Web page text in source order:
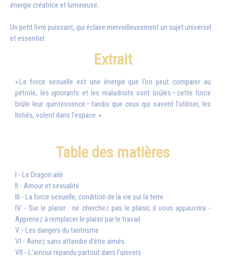
énergie créatrice et lumineuse.
Un petit livre puissant, qui éclaire merveilleusement un sujet universel
et essentiel.
Extrait
« La force sexuelle est une énergie que l’on peut comparer au
pétrole, les ignorants et les maladroits sont brûlés – cette force
brûle leur quintessence – tandis que ceux qui savent l’utiliser, les
Initiés, volent dans l’espace. »
Table des matières
I - Le Dragon ailé
II - Amour et sexualité
III - La force sexuelle, condition de la vie sur la terre
IV - Sur le plaisir : ne cherchez pas le plaisir, il vous appauvrira -
Apprenez à remplacer le plaisir par le travail
V - Les dangers du tantrisme
VI - Aimez sans attendre d'être aimés
VII - L'amour répandu partout dans l'univers